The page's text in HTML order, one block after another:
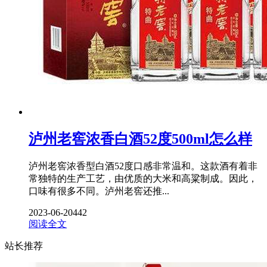
泸州老窖浓香白酒52度500ml怎么样
泸州老窖浓香型白酒52度口感非常温和。这款酒有着非
常独特的生产工艺，由优质的大米和高粱制成。因此，
口味有很多不同。泸州老窖还推...
2023-06-20442
阅读全文
站长推荐